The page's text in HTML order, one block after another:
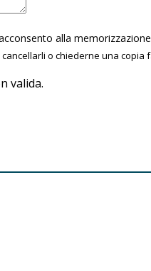
alla
cancellarli o chiederne una copia
valida.